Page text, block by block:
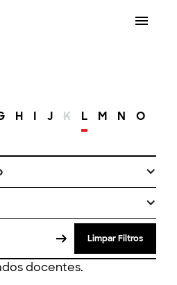
H I J K L M N O
Limpar Filtros
docentes.